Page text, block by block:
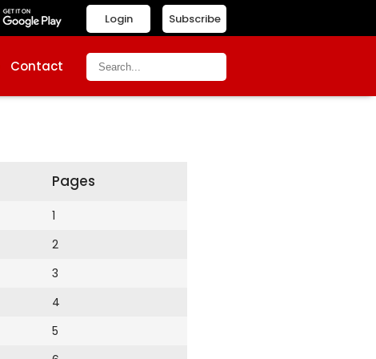
Subscribe
Login
Contact
Pages
1
2
3
4
5